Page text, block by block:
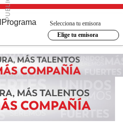
Programa
Selecciona tu emisora
Elige tu emisora